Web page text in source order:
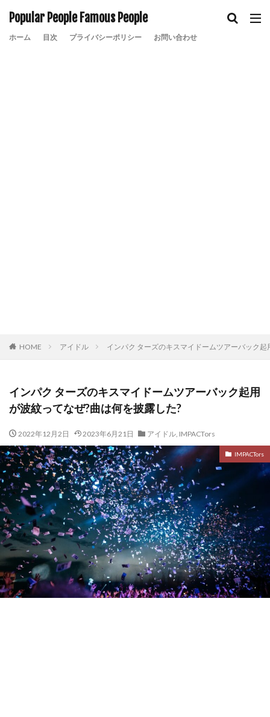
Popular People Famous People
ホーム 目次 プライバシーポリシー お問い合わせ
HOME アイドル インパク ターズのキスマイドームツアーバック
インパク ターズのキスマイドームツアーバック起用
が波紋ってなぜ?曲は何を披露した?
2022年12月2日 2023年6月21日 アイドル, IMPACTors
IMPACTors